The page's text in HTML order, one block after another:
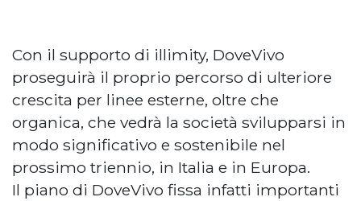
Con il supporto di illimity, DoveVivo
proseguirà il proprio percorso di ulteriore
crescita per linee esterne, oltre che
organica, che vedrà la società svilupparsi in
modo significativo e sostenibile nel
prossimo triennio, in Italia e in Europa.
Il piano di DoveVivo fissa infatti importanti